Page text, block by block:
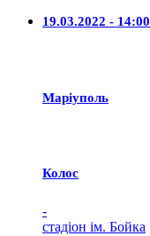
19.03.2022 - 14:00
Маріуполь
Колос
-
стадіон ім. Бойка